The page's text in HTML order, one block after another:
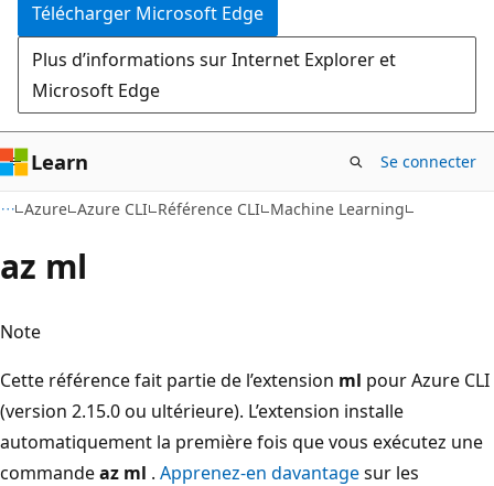
Télécharger Microsoft Edge
Plus d’informations sur Internet Explorer et
Microsoft Edge
Learn Se connecter
Azure Azure CLI Référence CLI Machine Learning
az ml
Note
Cette référence fait partie de l’extension ml pour Azure CLI
(version 2.15.0 ou ultérieure). L’extension installe
automatiquement la première fois que vous exécutez une
commandeaz ml . Apprenez-en davantagesur les